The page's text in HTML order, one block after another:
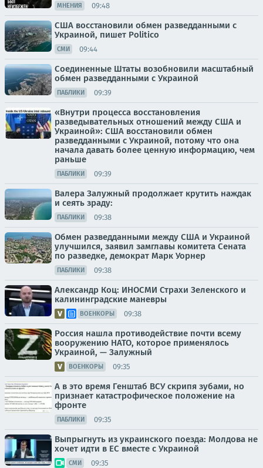
МНЕНИЯ 09:48
США восстановили обмен разведданными с
Украиной, пишет Politico
СМИ 09:44
Соединенные Штаты возобновили масштабный
обмен разведданными с Украиной
ПАБЛИКИ 09:39
«Внутри процесса восстановления
разведывательных отношений между США и
Украиной»: США восстановили обмен
разведданными с Украиной, потому что она
начала давать более ценную информацию, чем
раньше
ПАБЛИКИ 09:39
Валера Залужный продолжает крутить наждак
и сеять зраду:
ПАБЛИКИ 09:38
Обмен разведданными между США и Украиной
улучшился, заявил замглавы комитета Сената
по разведке, демократ Марк Уорнер
ПАБЛИКИ 09:38
Александр Коц: ИНОСМИ Страхи Зеленского и
калининградские маневры
ВОЕНКОРЫ 09:38
Россия нашла противодействие почти всему
вооружению НАТО, которое применялось
Украиной, — Залужный
ВОЕНКОРЫ 09:35
А в это время Генштаб ВСУ скрипя зубами, но
признает катастрофическое положение на
фронте
ПАБЛИКИ 09:35
Выпрыгнуть из украинского поезда: Молдова не
хочет идти в ЕС вместе с Украиной
СМИ 09:35